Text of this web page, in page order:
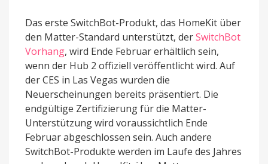
Das erste SwitchBot-Produkt, das HomeKit über
den Matter-Standard unterstützt, derSwitchBot
Vorhang, wird Ende Februar erhältlich sein,
wenn der Hub 2 offiziell veröffentlicht wird. Auf
der CES in Las Vegas wurden die
Neuerscheinungen bereits präsentiert. Die
endgültige Zertifizierung für die Matter-
Unterstützung wird voraussichtlich Ende
Februar abgeschlossen sein. Auch andere
SwitchBot-Produkte werden im Laufe des Jahres